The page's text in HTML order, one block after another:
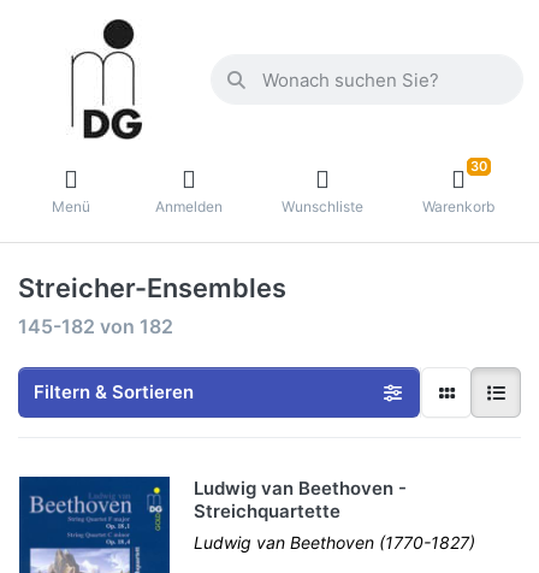
Menü Anmelden Wunschliste
30
Warenkorb
Streicher-Ensembles
145-182 von 182
Filtern & Sortieren
Ludwig van Beethoven -
Streichquartette
Ludwig van Beethoven (1770-1827)